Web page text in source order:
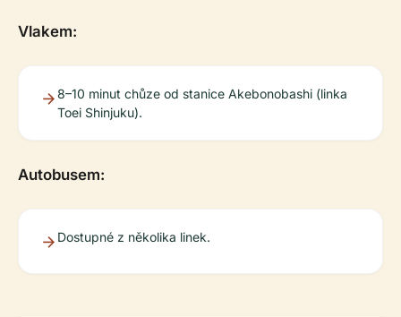
Vlakem:
8–10 minut chůze od stanice Akebonobashi (linka
Toei Shinjuku).
Autobusem:
Dostupné z několika linek.